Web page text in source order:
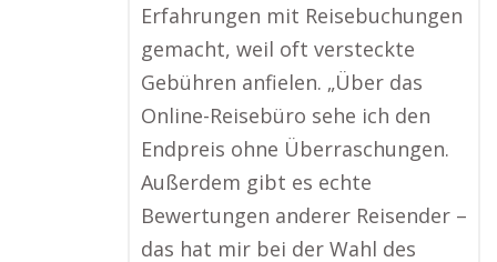
Erfahrungen mit Reisebuchungen
gemacht, weil oft versteckte
Gebühren anfielen. „Über das
Online-Reisebüro sehe ich den
Endpreis ohne Überraschungen.
Außerdem gibt es echte
Bewertungen anderer Reisender –
das hat mir bei der Wahl des